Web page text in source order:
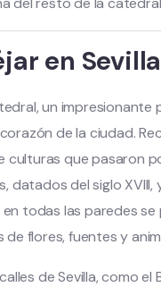
en Sevilla
un
de la ciudad.
culturas que pasaron
del siglo XVIII,
todas las paredes
flores, fuentes y
de Sevilla, como el